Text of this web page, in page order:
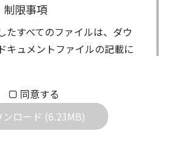
制限事項
たすべてのファイルは、ダウ
キュメントファイルの記載に
を負いません。また、ファイ
変更は一切行わないでくださ
同意する
ンロード (6.23MB)